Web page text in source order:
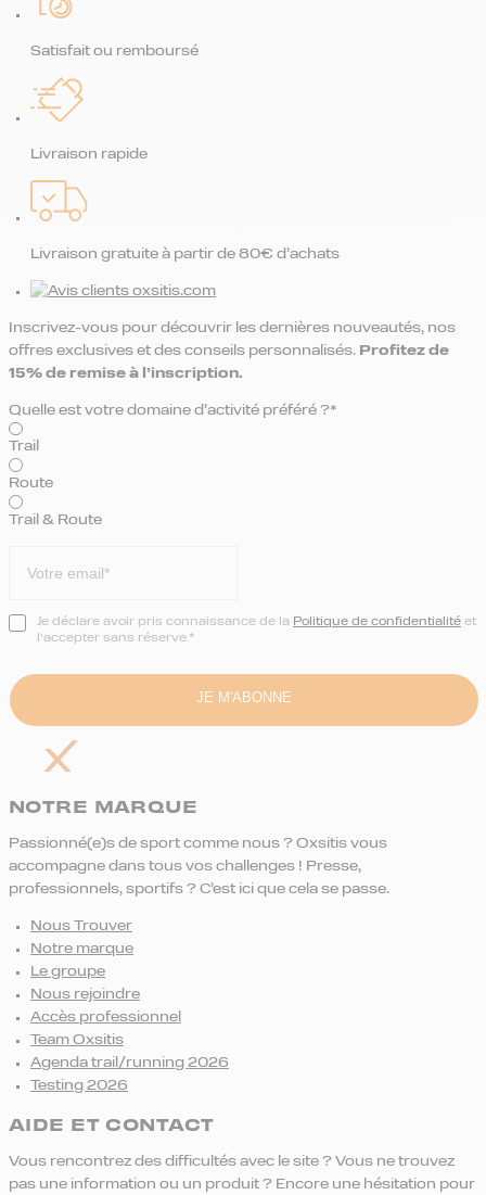
Satisfait ou remboursé
Livraison rapide
Livraison gratuite à partir de 80€ d’achats
Inscrivez-vous pour découvrir les dernières nouveautés, nos
offres exclusives et des conseils personnalisés. Profitez de
15% de remise à l’inscription.
Quelle est votre domaine d’activité préféré ?*
Trail
Route
Trail & Route
Je déclare avoir pris connaissance de la Politique de confidentialité et
l’accepter sans réserve.*
NOTRE MARQUE
Passionné(e)s de sport comme nous ? Oxsitis vous
accompagne dans tous vos challenges ! Presse,
professionnels, sportifs ? C’est ici que cela se passe.
Nous Trouver
Notre marque
Le groupe
Nous rejoindre
Accès professionnel
Team Oxsitis
Agenda trail/running 2026
Testing 2026
AIDE ET CONTACT
Vous rencontrez des difficultés avec le site ? Vous ne trouvez
pas une information ou un produit ? Encore une hésitation pour